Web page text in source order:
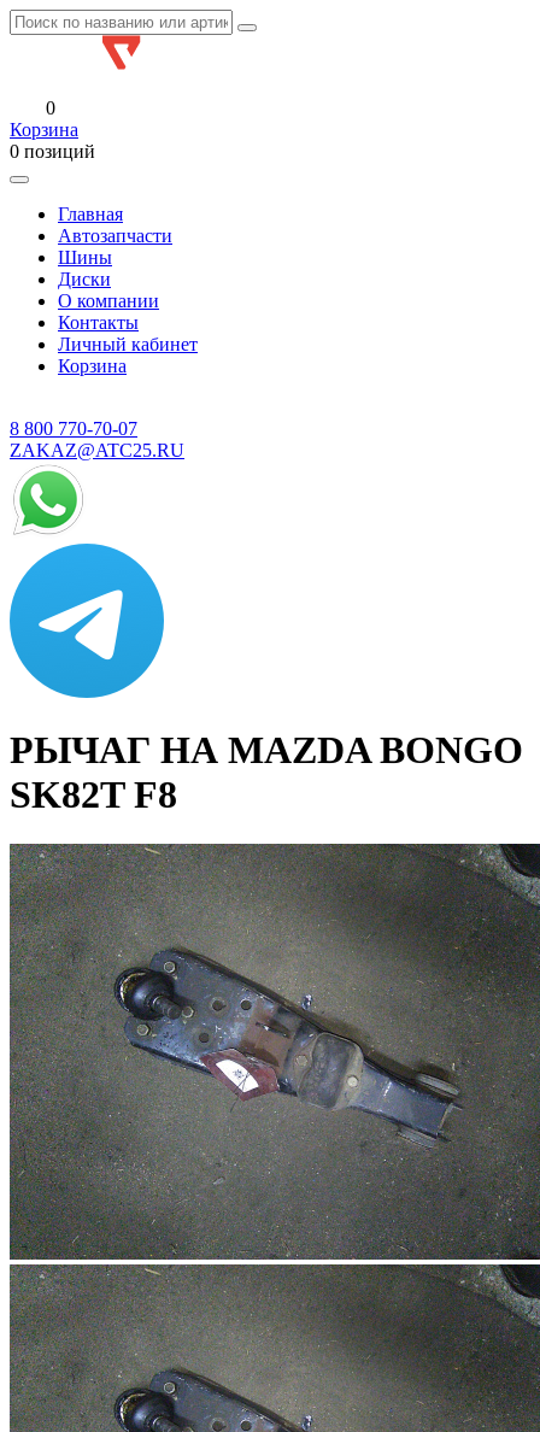
0
Корзина
0 позиций
Главная
Автозапчасти
Шины
Диски
О компании
Контакты
Личный кабинет
Корзина
8 800 770-70-07
ZAKAZ@ATC25.RU
РЫЧАГ НА MAZDA BONGO
SK82T F8